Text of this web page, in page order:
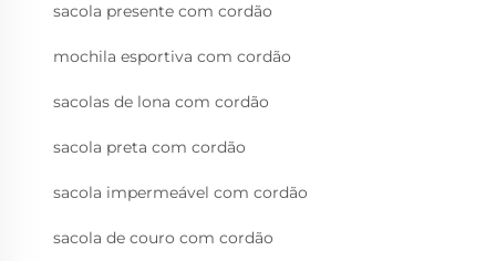
sacola presente com cordão
mochila esportiva com cordão
sacolas de lona com cordão
sacola preta com cordão
sacola impermeável com cordão
sacola de couro com cordão